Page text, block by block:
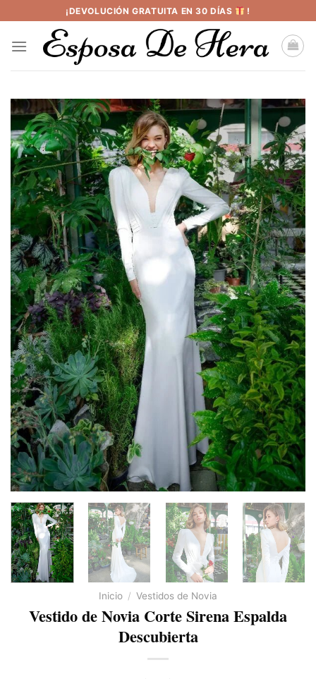
al
contenido
¡DEVOLUCIÓN GRATUITA EN 30 DÍAS !
Inicio / Vestidos de Novia
Vestido de Novia Corte Sirena Espalda
Descubierta